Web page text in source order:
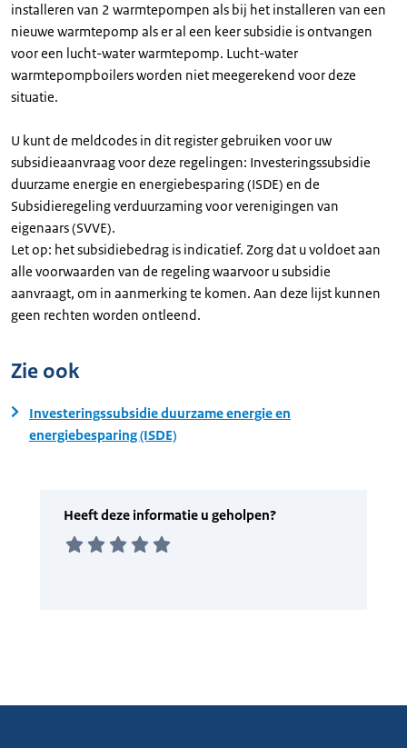
installeren van 2 warmtepompen als bij het installeren van een
nieuwe warmtepomp als er al een keer subsidie is ontvangen
voor een lucht-water warmtepomp. Lucht-water
warmtepompboilers worden niet meegerekend voor deze
situatie.
U kunt de meldcodes in dit register gebruiken voor uw
subsidieaanvraag voor deze regelingen: Investeringssubsidie
duurzame energie en energiebesparing (ISDE) en de
Subsidieregeling verduurzaming voor verenigingen van
eigenaars (SVVE).
Let op: het subsidiebedrag is indicatief. Zorg dat u voldoet aan
alle voorwaarden van de regeling waarvoor u subsidie
aanvraagt, om in aanmerking te komen. Aan deze lijst kunnen
geen rechten worden ontleend.
Zie ook
Investeringssubsidie duurzame energie en
energiebesparing (ISDE)